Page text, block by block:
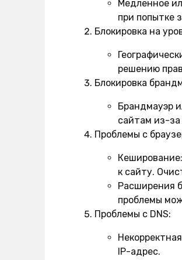
Медленное
при попытке
Блокировка на
решению
Блокировка
Брандмауэр
сайтам из-
Проблемы с
Кеширование:
к сайту.
Расширения
проблемы
Проблемы с DNS:
IP-адрес.